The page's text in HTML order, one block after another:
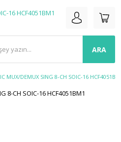
ARA
IC MUX/DEMUX SING 8-CH SOIC-16